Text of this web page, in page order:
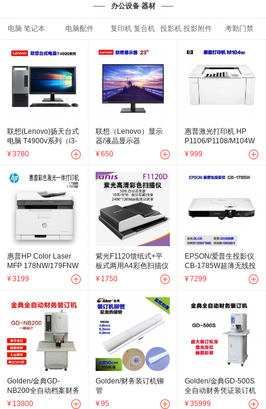
办公设备 器材
电脑 笔记本 电脑配件 复印机 复合机
一体机 打印机
投影机 投影附件 考勤门禁
联想(Lenovo)扬天台式
电脑 T4900v系列（i3-
8100/i5-8400)/4G内
¥3780
联想（Lenovo）显示
器/液晶显示器
21.5"/23"/19.5"
¥650
惠普激光打印机 HP
P1106/P1108/M104W
¥999
惠普HP Color Laser
MFP 178NW/179FNW
彩色激光一体打印机机
¥3199
紫光F1120馈纸式+平
板式两用A4彩色扫描仪
10页/20面每分钟
¥ 1750
EPSON/爱普生投影仪
CB-1785W超薄无线投
影机教育商务会议家用
¥7299
Golden/金典GD-
NB200全自动档案财务
装订机 凭证装订机
¥ 13800
Golden/财务装订机铆
管
4.8mm/5.2mm/6.0mm
¥95
Golden/金典GD-500S
全自动财务凭证装订机
档案凭证装订机
¥35999